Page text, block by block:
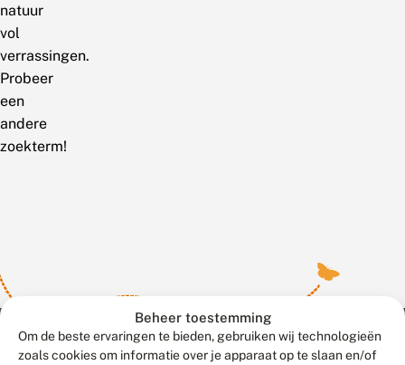
Beheer toestemming
Om de beste ervaringen te bieden, gebruiken wij technologieën
zoals cookies om informatie over je apparaat op te slaan en/of
natuur
vol
verrassingen.
Probeer
een
andere
zoekterm!